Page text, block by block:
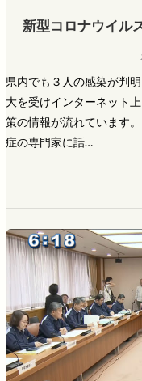
新型コロナウイル
県内でも３人の感染が判
大を受けインターネット
策の情報が流れています
症の専門家に話…